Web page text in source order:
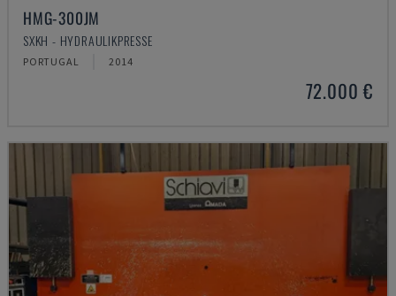
HMG-300JM
SXKH - HYDRAULIKPRESSE
PORTUGAL 2014
72.000 €